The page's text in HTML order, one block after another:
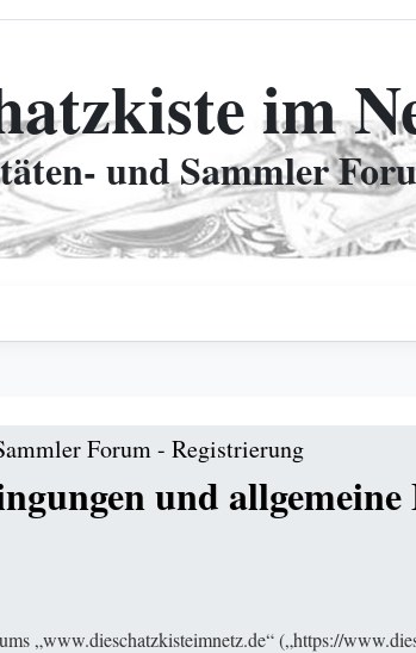
im
und Sammler
Forum - Registrierung
und
„www.dieschatzkisteimnetz.de“ („https://